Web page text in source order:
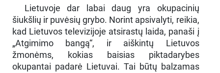
Lietuvoje dar labai daug yra okupacinių
šiukšlių ir puvėsių grybo. Norint apsivalyti, reikia,
kad Lietuvos televizijoje atsirastų laida, panaši į
„Atgimimo bangą“, ir aiškintų Lietuvos
žmonėms, kokias baisias piktadarybes
okupantai padarė Lietuvai. Tai būtų balzamas